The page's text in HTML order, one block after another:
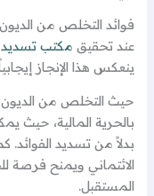
فوائد التخلص من الديون
عند تحقيق مكتب
ينعكس هذا الإنجاز
حيث التخلص من
بالحرية المالية، حيث
بدلاً من تسديد
الائتماني ويمنح
المستقبل.